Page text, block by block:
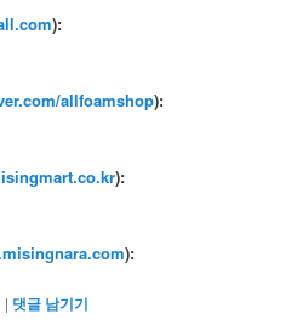
):
allfoamshop):
):
):
| 댓글 남기기